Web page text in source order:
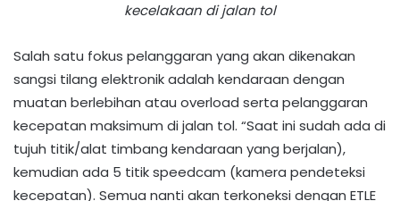
kecelakaan di jalan tol
Salah satu fokus pelanggaran yang akan dikenakan
sangsi tilang elektronik adalah kendaraan dengan
muatan berlebihan atau overload serta pelanggaran
kecepatan maksimum di jalan tol. “Saat ini sudah ada di
tujuh titik/alat timbang kendaraan yang berjalan),
kemudian ada 5 titik speedcam (kamera pendeteksi
kecepatan). Semua nanti akan terkoneksi dengan ETLE